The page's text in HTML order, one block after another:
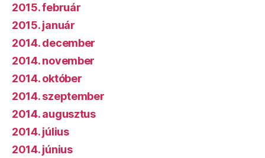
2015. február
2015. január
2014. december
2014. november
2014. október
2014. szeptember
2014. augusztus
2014. július
2014. június